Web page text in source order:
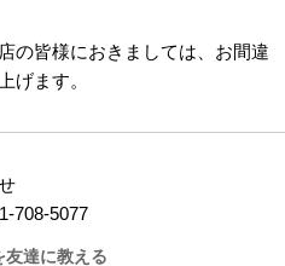
の皆様におきましては、お間違
げます。
708-5077
友達に教える